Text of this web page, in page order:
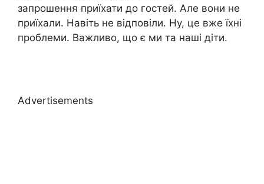
запрошення приїхати до гостей. Але вони не
приїхали. Навіть не відповіли. Ну, це вже їхні
проблеми. Важливо, що є ми та наші діти.
Advertisements